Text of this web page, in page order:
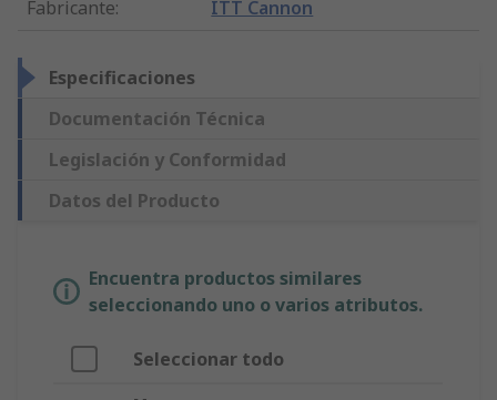
Fabricante: ITT Cannon
Especificaciones
Documentación Técnica
Legislación y Conformidad
Datos del Producto
Encuentra productos similares
seleccionando uno o varios atributos.
Seleccionar todo